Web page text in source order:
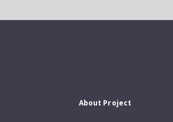
About Project